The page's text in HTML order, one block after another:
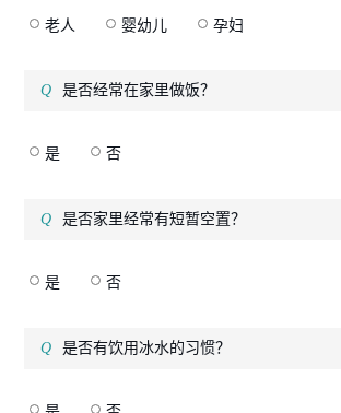
老人 婴幼儿 孕妇
是否经常在家里做饭？
是 否
是否家里经常有短暂空置？
是 否
是否有饮用冰水的习惯？